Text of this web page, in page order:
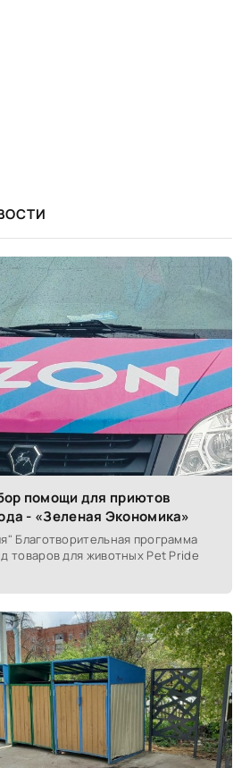
помощи для приютов
- «Зеленая Экономика»
Благотворительная программа
товаров для животных Pet Pride